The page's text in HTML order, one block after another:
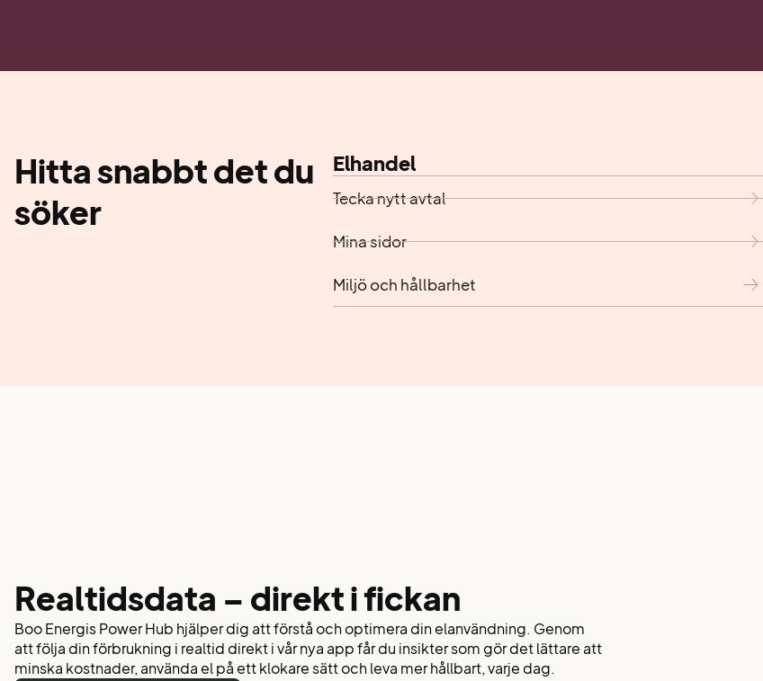
Hitta snabbt det du
söker
Elhandel
Tecka nytt avtal
Mina sidor
Miljö och hållbarhet
Real­tidsdata – direkt i fickan
Boo Energis Power Hub hjälper dig att förstå och optimera din elanvändning. Genom
att följa din förbrukning i realtid direkt i vår nya app får du insikter som gör det lättare att
minska kostnader, använda el på ett klokare sätt och leva mer hållbart, varje dag.